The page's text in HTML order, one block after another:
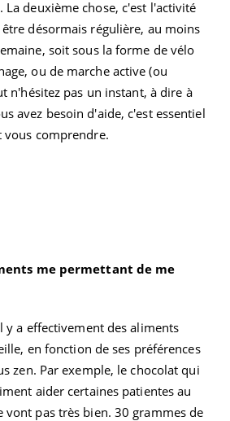
La deuxième chose, c'est l'activité
désormais régulière, au moins
soit sous la forme de vélo
ou de marche active (ou
n'hésitez pas un instant, à dire à
avez besoin d'aide, c'est essentiel
comprendre.
me permettant de me
y a effectivement des aliments
en fonction de ses préférences
zen. Par exemple, le chocolat qui
aider certaines patientes au
vont pas très bien. 30 grammes de